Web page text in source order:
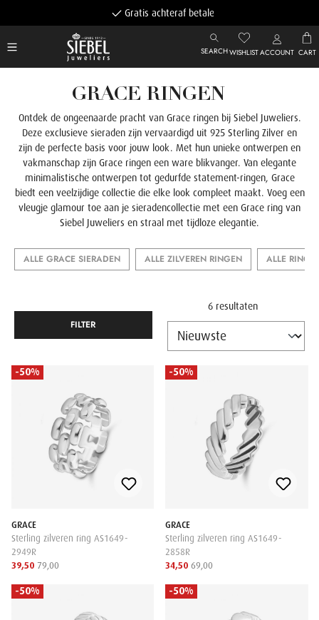
Gratis achteraf betalen
SEARCHWISHLISTACCOUNT CART
GRACE RINGEN
Ontdek de ongeenaarde pracht van Grace ringen bij Siebel Juweliers.
Deze exclusieve sieraden zijn vervaardigd uit 925 Sterling Zilver en
zijn de perfecte basis voor jouw look. Met hun unieke ontwerpen en
vakmanschap zijn Grace ringen een ware blikvanger. Van elegante
minimalistische ontwerpen tot gedurfde statement-ringen, Grace
biedt een veelzijdige collectie die elke look compleet maakt. Voeg een
vleugje glamour toe aan je sieradencollectie met een Grace ring van
Siebel Juweliers en straal met tijdloze elegantie.
ALLE GRACE SIERADEN ALLE ZILVEREN RINGEN ALLE
FILTER
6 resultaten
-50%
GRACE
Sterling zilveren ring AS1649-
2949R
39,50 79,00
-50%
GRACE
Sterling zilveren ring AS1649-
2858R
34,50 69,00
-50% -50%